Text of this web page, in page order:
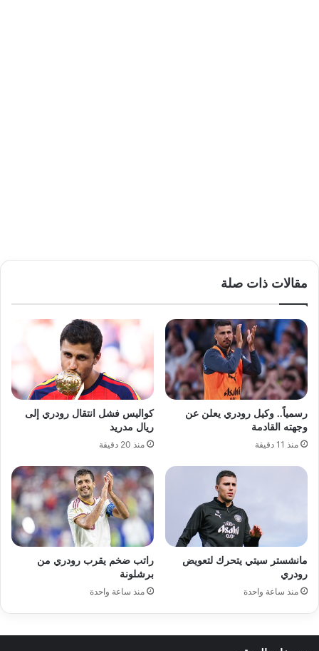
مقالات ذات صلة
رسمياً.. وكيل رودري يعلن عن
وجهته القادمة
منذ 11 دقيقة
كواليس فشل انتقال رودري إلى
ريال مدريد
منذ 20 دقيقة
مانشستر سيتي يتحرك لتعويض
رودري
منذ ساعة واحدة
راتب ضخم يقرب رودري من
برشلونة
منذ ساعة واحدة